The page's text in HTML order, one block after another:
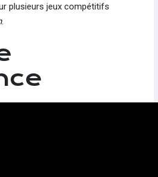
plusieurs jeux compétitifs
.